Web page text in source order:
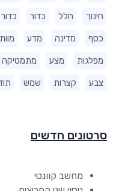
חינוך חלל כדור
כסף מדינה מדע מוות
מפלגות מצע מתמטיקה
צבע קצרות שמש
סרטונים חדשים
מחשב קוונטי